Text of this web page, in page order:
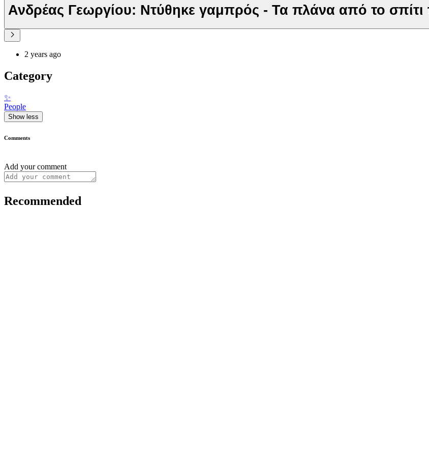
Ανδρέας Γεωργίου: Ντύθηκε γαμπρός - Τα πλάνα από το σπίτι
2 years ago
Category
✨
People
Show less
Comments
Add your comment
Recommended